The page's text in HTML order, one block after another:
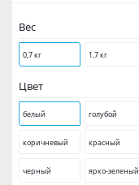
Вес
0,7 кг 1,7 кг
Цвет
белый голубой
коричневый красный
черный ярко-зеленый